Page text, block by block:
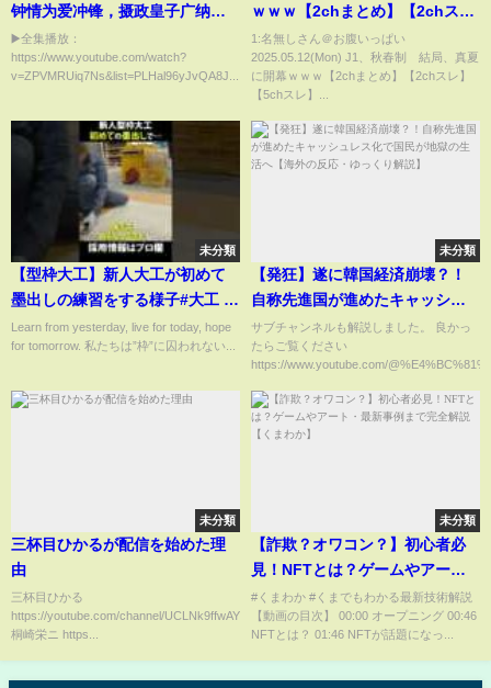
钟情为爱冲锋，摄政皇子广纳贤
才夺权称帝！《建唐风云 Heroes
of Sui and Tang Dynasties 》
▶️全集播放：
https://www.youtube.com/watch?
v=ZPVMRUiq7Ns&list=PLHal96yJvQA8J...
ｗｗｗ【2chまとめ】【2chス
レ】【5chスレ】
1:名無しさん＠お腹いっぱい
2025.05.12(Mon) J1、秋春制 結局、真夏
に開幕ｗｗｗ【2chまとめ】【2chスレ】
【5chスレ】...
未分類
【型枠大工】新人大工が初めて
墨出しの練習をする様子#大工 #
建築 #職人 #型枠 #札幌 #求人 #
求人募集 #密着 #現場 #新人
Learn from yesterday, live for today, hope
for tomorrow. 私たちは”枠”に囚われない...
未分類
【発狂】遂に韓国経済崩壊？！
自称先進国が進めたキャッシュ
レス化で国民が地獄の生活へ
【海外の反応・ゆっくり解説】
サブチャンネルも解説しました。 良かっ
たらご覧ください
https://www.youtube.com/
未分類
三杯目ひかるが配信を始めた理
由
三杯目ひかる
https://youtube.com/channel/UCLNk9ffwAYCnC9IC2R4vFnw
桐崎栄ニ https...
未分類
【詐欺？オワコン？】初心者必
見！NFTとは？ゲームやアー
ト・最新事例まで完全解説【く
まわか】
#くまわか #くまでもわかる最新技術解説
【動画の目次】 00:00 オープニング 00:46
NFTとは？ 01:46 NFTが話題になっ...